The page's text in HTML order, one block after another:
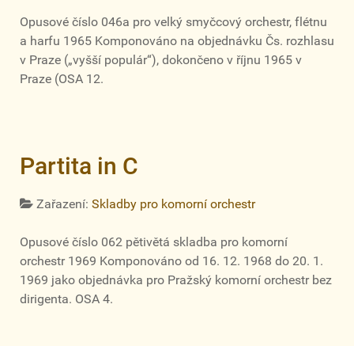
Opusové číslo 046a pro velký smyčcový orchestr, flétnu
a harfu 1965 Komponováno na objednávku Čs. rozhlasu
v Praze („vyšší populár“), dokončeno v říjnu 1965 v
Praze (OSA 12.
Partita in C
Zařazení: Skladby pro komorní orchestr
Opusové číslo 062 pětivětá skladba pro komorní
orchestr 1969 Komponováno od 16. 12. 1968 do 20. 1.
1969 jako objednávka pro Pražský komorní orchestr bez
dirigenta. OSA 4.